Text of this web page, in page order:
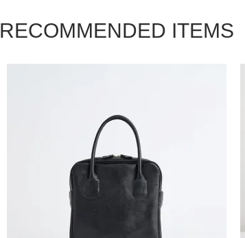
RECOMMENDED ITEMS